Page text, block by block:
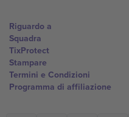
Riguardo a
Squadra
TixProtect
Stampare
Termini e Condizioni
Programma di affiliazione